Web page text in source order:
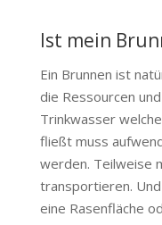
Ist mein
Ein Brunnen ist
die Ressourcen
Trinkwasser
fließt muss
werden. Teilweise
transportieren.
eine Rasenfläche